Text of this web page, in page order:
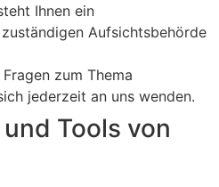
Ihnen ein
Aufsichtsbehörde
zum Thema
jederzeit an uns wenden.
Tools von